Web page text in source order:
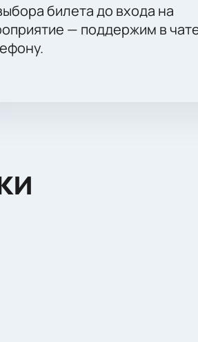
билета до входа на
— поддержим в